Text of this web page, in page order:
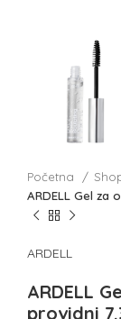
Početna
ARDELL Gel za
ARDELL
ARDELL
providni